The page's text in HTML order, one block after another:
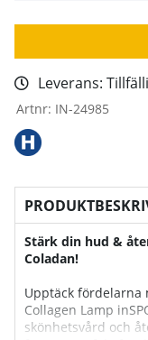
Leverans:
Artnr: IN-24985
Stärk din hud &
Coladan!
Upptäck fördelarna
Collagen Lamp
skönhetsvård och